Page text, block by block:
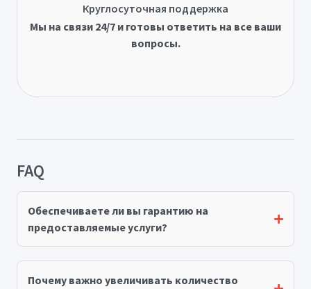
Круглосуточная поддержка
Мы на связи 24/7 и готовы ответить на все ваши
вопросы.
FAQ
Обеспечиваете ли вы гарантию на
предоставляемые услуги?
Почему важно увеличивать количество